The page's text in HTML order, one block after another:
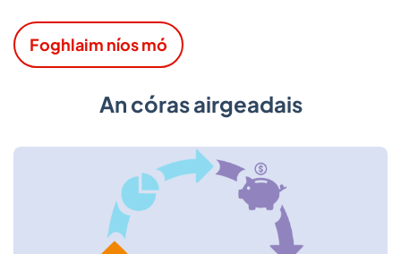
Foghlaim níos mó
An córas airgeadais